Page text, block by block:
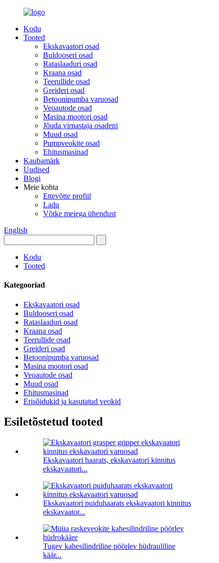
Kodu
Tooted
Ekskavaatori osad
Buldooseri osad
Rataslaaduri osad
Kraana osad
Teerullide osad
Greideri osad
Betoonipumba varuosad
Veoautode osad
Masina mootori osad
Jõuda virnastaja osadeni
Muud osad
Pumpveokite osad
Ehitusmasinad
Kaubamärk
Uudised
Blogi
Meie kohta
Ettevõtte profiil
Ladu
Võtke meiega ühendust
English
Kodu
Tooted
Kategooriad
Ekskavaatori osad
Buldooseri osad
Rataslaaduri osad
Kraana osad
Teerullide osad
Greideri osad
Betoonipumba varuosad
Masina mootori osad
Veoautode osad
Muud osad
Ehitusmasinad
Erisõidukid ja kasutatud veokid
Esiletõstetud tooted
Ekskavaatori haarats, ekskavaatori kinnitus
ekskavaatori...
Ekskavaatori puiduhaarats ekskavaatori kinnitus
ekskavaator...
Tugev kahesilindriline pöörlev hüdrauliline
käär...